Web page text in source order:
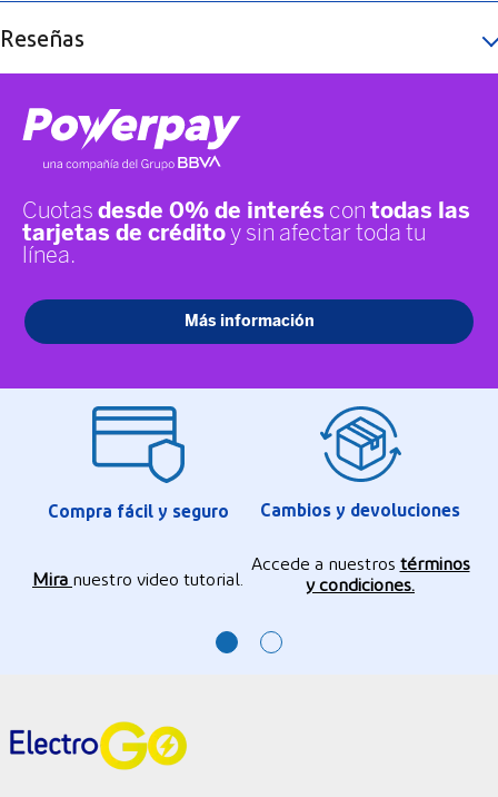
Reseñas
Compra fácil y seguro
Mira nuestro video tutorial.
Cambios y devoluciones
Accede a nuestros términos
y condiciones.